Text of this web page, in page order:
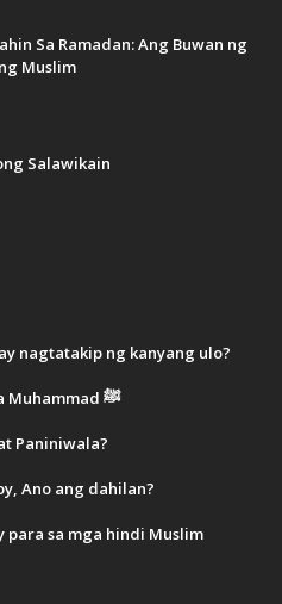
Sa Ramadan: Ang Buwan ng
Muslim
Salawikain
nagtatakip ng kanyang ulo?
Ang Talambuhay ni Propeta Muhammad ﷺ
Paniniwala?
Ano ang dahilan?
para sa mga hindi Muslim